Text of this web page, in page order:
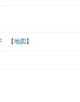
【地図 】